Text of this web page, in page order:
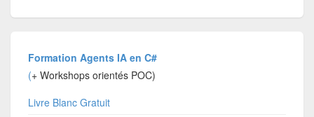
Formation Agents IA en C#
(+ Workshops orientés POC)
Livre Blanc Gratuit